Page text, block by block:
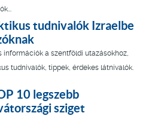
tudnivalók Izraelbe
információk a szentföldi utazásokhoz,
tudnivalók, tippek, érdekes látnivalók.
10 legszebb
sziget